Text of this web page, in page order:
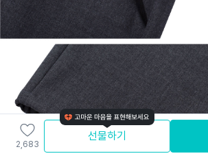
2,683
선물하기